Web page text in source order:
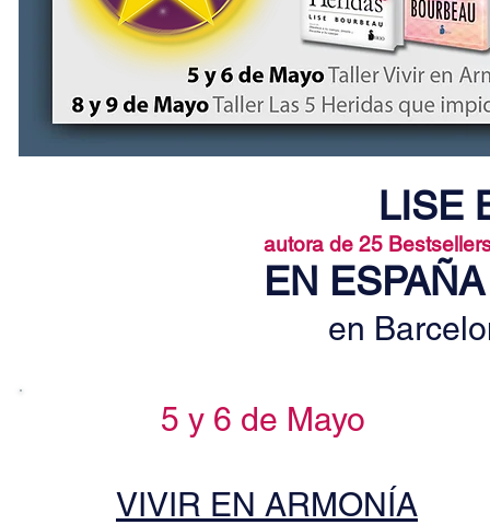
LISE
autora de 25 B
EN
en
5 y 6 de Mayo
VIVIR EN ARMONÍA